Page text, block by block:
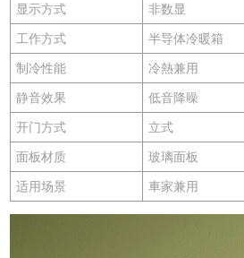
显示方式 非数显
工作方式 半导体冷暖箱
制冷性能 冷熱兼用
静音效果 低音降噪
开门方式 立式
面板材质 玻璃面板
适用场景 車家兼用